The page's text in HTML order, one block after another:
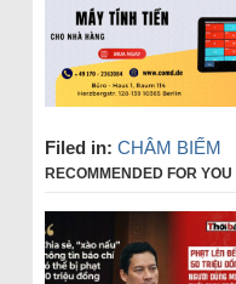
Filed in: CHÂM BIẾM
RECOMMENDED FOR YOU